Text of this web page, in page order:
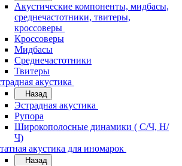
Акустические компоненты, мидбасы,
среднечастотники, твитеры,
кроссоверы
Кроссоверы
Мидбасы
Среднечастотники
Твитеры
акустика
Назад
Эстрадная акустика
Рупора
Широкополосные динамики ( С/Ч, Н/
Ч)
акустика для иномарок
Назад